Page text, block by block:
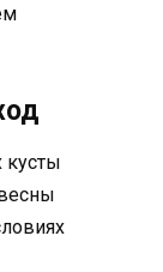
кусты